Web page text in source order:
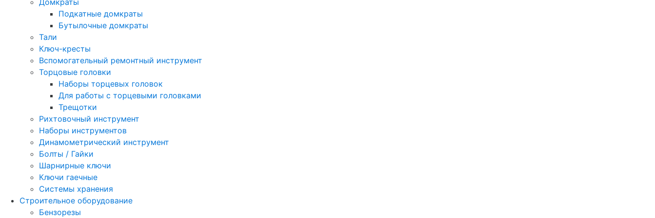
Домкраты
Подкатные домкраты
Бутылочные домкраты
Тали
Ключ-кресты
Вспомогательный ремонтный инструмент
Торцовые головки
Наборы торцевых головок
Для работы с торцевыми головками
Трещотки
Рихтовочный инструмент
Наборы инструментов
Динамометрический инструмент
Болты / Гайки
Шарнирные ключи
Ключи гаечные
Системы хранения
Строительное оборудование
Бензорезы